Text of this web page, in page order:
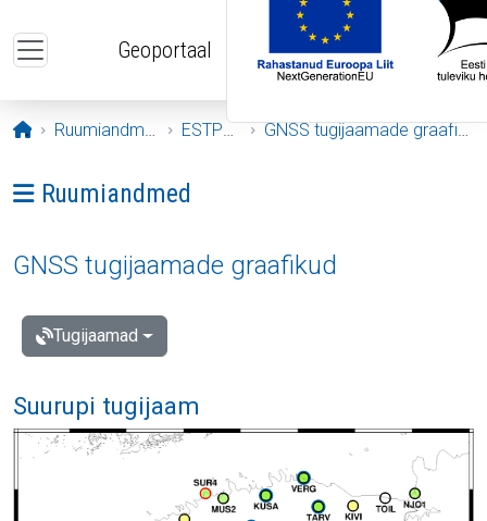
Geoportaal
Avaleht
Ruumiandmed ESTPOS GNSS tugijaamade graafikud
Ava menüü: Ruumiandmed
Ruumiandmed
GNSS tugijaamade graafikud
Tugijaamad
Suurupi tugijaam